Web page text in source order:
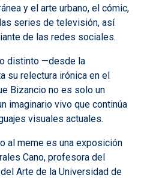
y el arte urbano, el cómic,
series de televisión, así
de las redes sociales.
distinto —desde la
su relectura irónica en el
Bizancio no es solo un
imaginario vivo que continúa
visuales actuales.
al meme es una exposición
Cano, profesora del
Arte de la Universidad de